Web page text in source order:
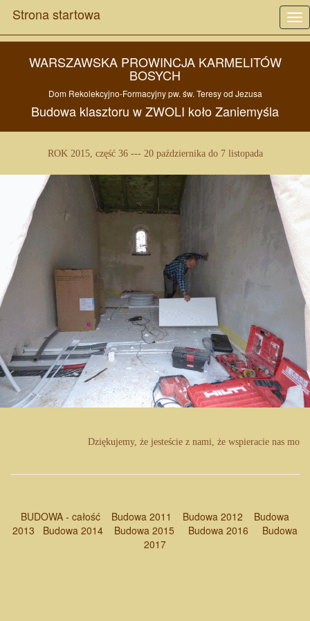
Strona startowa
WARSZAWSKA PROWINCJA KARMELITÓW
BOSYCH
Dom Rekolekcyjno-Formacyjny pw. św. Teresy od Jezusa
Budowa klasztoru wZWOLI kołoZaniemyśla
ROK 2015, część 36 --- 20 października do 7 listopada
Dziękujemy, że jesteście z nami, że wspieracie nas
BUDOWA - całość Budowa 2011 Budowa 2012
Budowa
2013
Budowa 2014 Budowa 2015 Budowa 2016
Budowa
2017